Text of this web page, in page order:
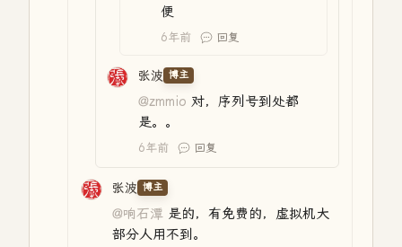
便
6年前 回复
张波 博主
@zmmio 对，序列号到处都
是。。
6年前 回复
张波 博主
@响石潭 是的，有免费的，虚拟机大
部分人用不到。